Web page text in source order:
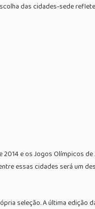
das cidades-sede
e os Jogos Olímpicos
essas cidades será um
seleção. A última edição